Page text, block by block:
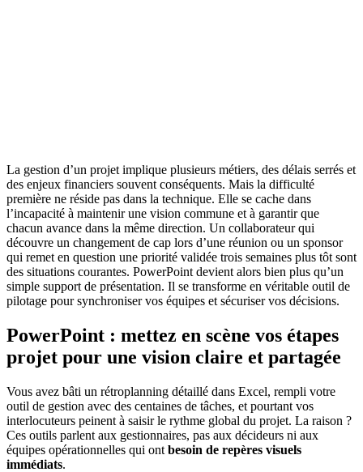
La gestion d’un projet implique plusieurs métiers, des délais serrés et
des enjeux financiers souvent conséquents. Mais la difficulté
première ne réside pas dans la technique. Elle se cache dans
l’incapacité à maintenir une vision commune et à garantir que
chacun avance dans la même direction. Un collaborateur qui
découvre un changement de cap lors d’une réunion ou un sponsor
qui remet en question une priorité validée trois semaines plus tôt sont
des situations courantes. PowerPoint devient alors bien plus qu’un
simple support de présentation. Il se transforme en véritable outil de
pilotage pour synchroniser vos équipes et sécuriser vos décisions.
PowerPoint : mettez en scène vos étapes
projet pour une vision claire et partagée
Vous avez bâti un rétroplanning détaillé dans Excel, rempli votre
outil de gestion avec des centaines de tâches, et pourtant vos
interlocuteurs peinent à saisir le rythme global du projet. La raison ?
Ces outils parlent aux gestionnaires, pas aux décideurs ni aux
équipes opérationnelles qui ont besoin de repères visuels
immédiats.